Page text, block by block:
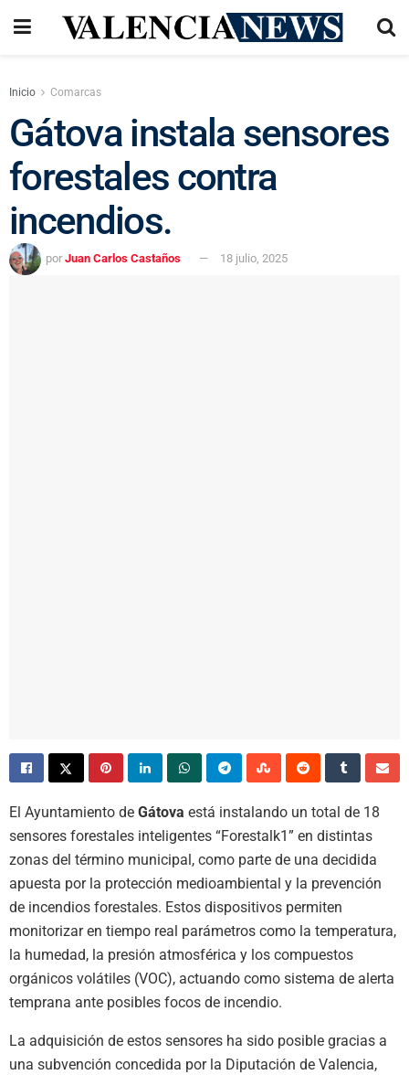
Inicio Comarcas
Gátova instala sensores
forestales contra
incendios.
por Juan Carlos Castaños 18 julio, 2025
El Ayuntamiento de Gátova está instalando un total de 18
sensores forestales inteligentes “Forestalk1” en distintas
zonas del término municipal, como parte de una decidida
apuesta por la protección medioambiental y la prevención
de incendios forestales. Estos dispositivos permiten
monitorizar en tiempo real parámetros como la temperatura,
la humedad, la presión atmosférica y los compuestos
orgánicos volátiles (VOC), actuando como sistema de alerta
temprana ante posibles focos de incendio.
La adquisición de estos sensores ha sido posible gracias a
una subvención concedida por la Diputación de Valencia,